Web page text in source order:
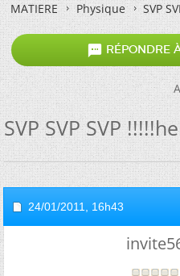
MATIERE
Physique SVP
 RÉPONDRE
SVP SVP SVP
24/01/2011, 16h43